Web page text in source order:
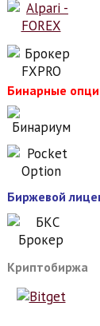
Бинарные
Биржевой
Криптобиржа